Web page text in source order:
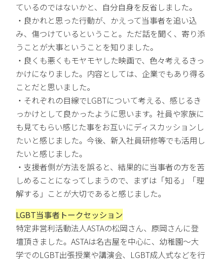
ているのではないかと、自分自身を反省しました。
・良かれと思った行動が、かえって当事者を追い込
み、傷つけているということ。ただ話を聞く、寄り添
うことが大事ということを知りました。
・良くも悪くもモヤモヤした映画で、色々考えるきっ
かけになりました。内容としては、企業でもあり得る
ことだと思いました。
・それぞれの目線でLGBTについて考える、感じるき
っかけとして良かったように思います。社員や家族に
も見てもらい感じた事をお互いにディスカッションし
たいと感じました。今後、新入社員研修等でも活用し
たいと感じました。
・支援者側が方法を誤ると、結果的に当事者の方を苦
しめることになってしまうので、まずは「知る」「理
解する」ことが大切であると感じました。
LGBT当事者トークセッション
特定非営利活動法人ASTAの松岡さん、原岡さんに登
壇頂きました。ASTAは名古屋を中心に、幼稚園～大
学でのLGBT出張授業や講演会、LGBT成人式などを行